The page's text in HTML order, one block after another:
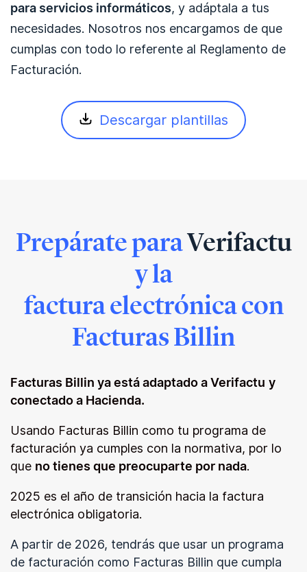
para servicios informáticos, y adáptala a tus
necesidades. Nosotros nos encargamos de que
cumplas con todo lo referente al Reglamento de
Facturación.
Descargar plantillas
Prepárate paraVerifactu
y la
factura electrónica con
Facturas Billin
Facturas Billin ya está adaptado a Verifactu y
conectado a Hacienda.
Usando Facturas Billin como tu programa de
facturación ya cumples con la normativa, por lo
que no tienes que preocuparte por nada.
2025 es el año de transición hacia la factura
electrónica obligatoria.
A partir de 2026, tendrás que usar un programa
de facturación como Facturas Billin que cumpla